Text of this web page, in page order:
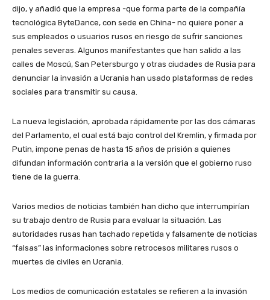
dijo, y añadió que la empresa -que forma parte de la compañía
tecnológica ByteDance, con sede en China- no quiere poner a
sus empleados o usuarios rusos en riesgo de sufrir sanciones
penales severas. Algunos manifestantes que han salido a las
calles de Moscú, San Petersburgo y otras ciudades de Rusia para
denunciar la invasión a Ucrania han usado plataformas de redes
sociales para transmitir su causa.
La nueva legislación, aprobada rápidamente por las dos cámaras
del Parlamento, el cual está bajo control del Kremlin, y firmada por
Putin, impone penas de hasta 15 años de prisión a quienes
difundan información contraria a la versión que el gobierno ruso
tiene de la guerra.
Varios medios de noticias también han dicho que interrumpirían
su trabajo dentro de Rusia para evaluar la situación. Las
autoridades rusas han tachado repetida y falsamente de noticias
“falsas” las informaciones sobre retrocesos militares rusos o
muertes de civiles en Ucrania.
Los medios de comunicación estatales se refieren a la invasión